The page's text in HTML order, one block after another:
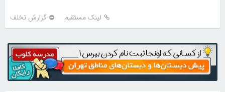
لینک مستقیم گزارش تخلف